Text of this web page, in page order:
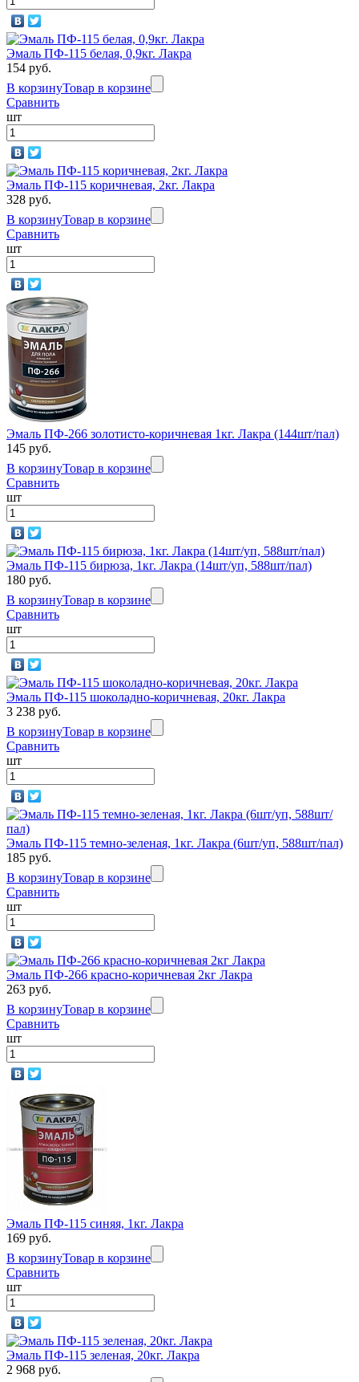
Эмаль ПФ-115 белая, 0,9кг. Лакра
154 руб.
В корзинуТовар в корзине
Сравнить
шт
Эмаль ПФ-115 коричневая, 2кг. Лакра
328 руб.
В корзинуТовар в корзине
Сравнить
шт
Эмаль ПФ-266 золотисто-коричневая 1кг. Лакра (144шт/пал)
145 руб.
В корзинуТовар в корзине
Сравнить
шт
Эмаль ПФ-115 бирюза, 1кг. Лакра (14шт/уп, 588шт/пал)
180 руб.
В корзинуТовар в корзине
Сравнить
шт
Эмаль ПФ-115 шоколадно-коричневая, 20кг. Лакра
3 238 руб.
В корзинуТовар в корзине
Сравнить
шт
Эмаль ПФ-115 темно-зеленая, 1кг. Лакра (6шт/уп, 588шт/пал)
185 руб.
В корзинуТовар в корзине
Сравнить
шт
Эмаль ПФ-266 красно-коричневая 2кг Лакра
263 руб.
В корзинуТовар в корзине
Сравнить
шт
Эмаль ПФ-115 синяя, 1кг. Лакра
169 руб.
В корзинуТовар в корзине
Сравнить
шт
Эмаль ПФ-115 зеленая, 20кг. Лакра
2 968 руб.